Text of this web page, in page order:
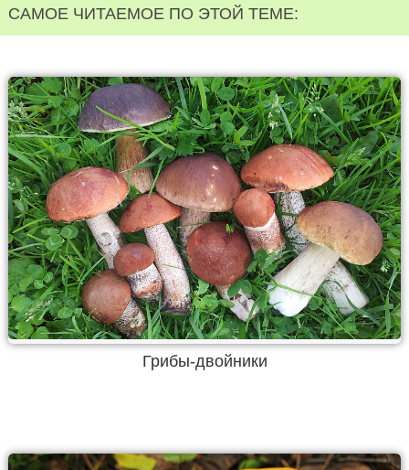
САМОЕ ЧИТАЕМОЕ ПО ЭТОЙ ТЕМЕ:
Грибы-двойники